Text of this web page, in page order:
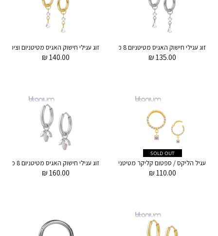
זוג עגילי חישוק האגיס מטיטניום 8 מ"מ זירקונים טיפה ועיגול לבנים
135.00
₪
140.00
₪
SOLD OUT
עגיל הליקס / ספטום קליקר מטיטניום וציפוי זהב 1.2 * 8 מ"מ קריסטלים לבנים ועיגול נתלה
110.00
₪
160.00
₪